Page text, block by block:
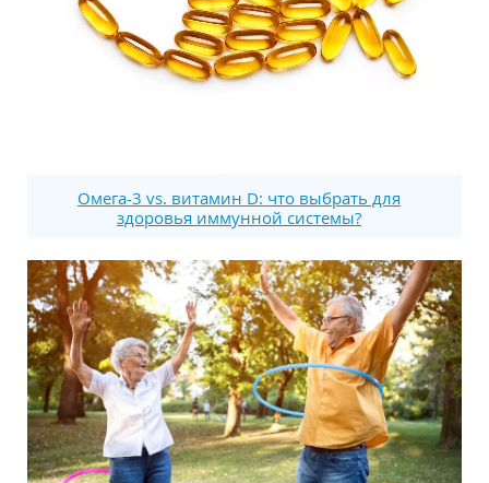
Омега-3 vs. витамин D: что выбрать для
здоровья иммунной системы?